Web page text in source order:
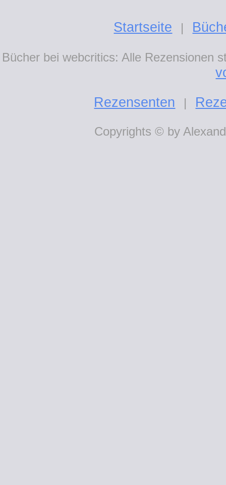
Startseite |
Bücher bei webcritics: Alle Rezensionen
Rezensenten
|
Copyrights © by